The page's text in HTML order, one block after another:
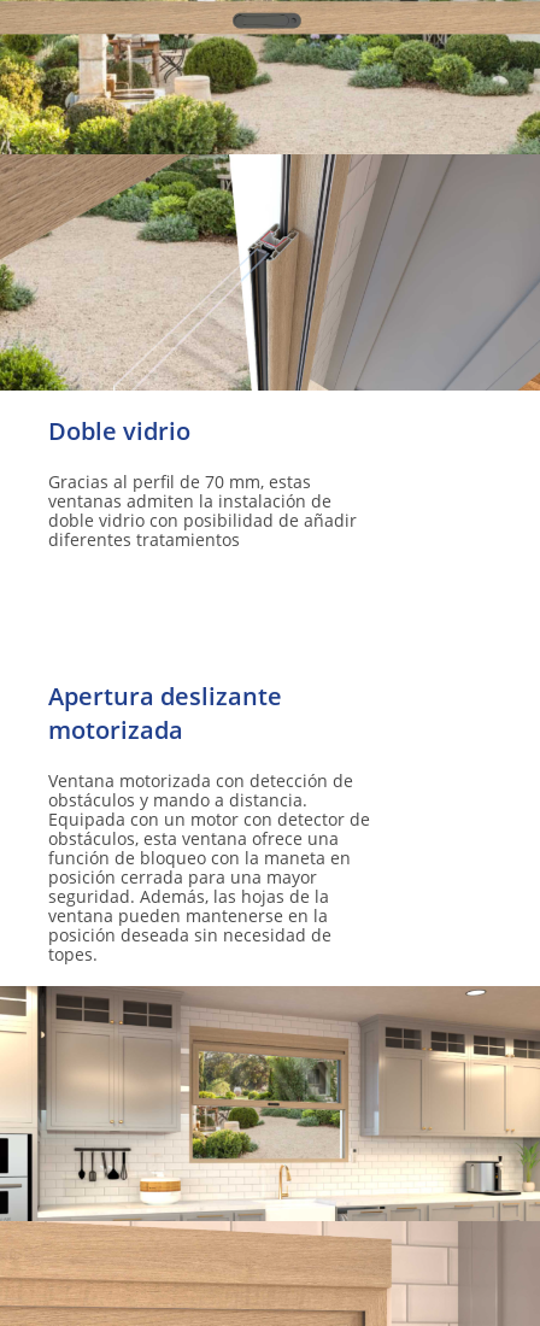
Doble vidrio
Gracias al perfil de 70 mm, estas
ventanas admiten la instalación de
doble vidrio con posibilidad de añadir
diferentes tratamientos
Apertura deslizante
Ventana motorizada con detección de
obstáculos y mando a distancia.
Equipada con un motor con detector de
obstáculos, esta ventana ofrece una
función de bloqueo con la maneta en
posición cerrada para una mayor
seguridad. Además, las hojas de la
ventana pueden mantenerse en la
posición deseada sin necesidad de
topes.